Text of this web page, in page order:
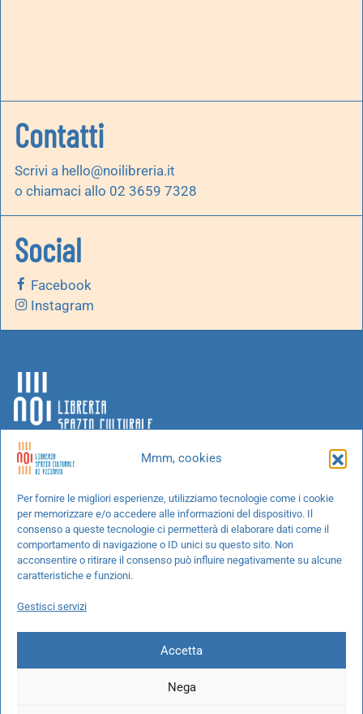
Mmm, cookies
Per fornire le migliori esperienze, utilizziamo tecnologie come i cookie
per memorizzare e/o accedere alle informazioni del dispositivo. Il
consenso a queste tecnologie ci permetterà di elaborare dati come il
comportamento di navigazione o ID unici su questo sito. Non
acconsentire o ritirare il consenso può influire negativamente su alcune
caratteristiche e funzioni.
Gestisci servizi
Accetta
Nega
Contatti
Scrivi a hello@noilibreria.it
o chiamaci allo 02 3659 7328
Social
Facebook
Instagram
Chi siamo
Progetti speciali
Richiedi un libro
Spedizioni
Cookie Policy